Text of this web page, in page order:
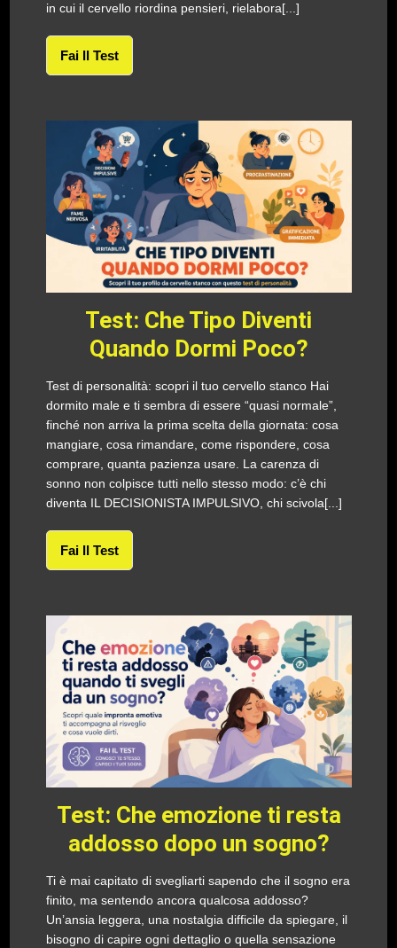
in cui il cervello riordina pensieri, rielabora[...]
Fai Il Test
Test: Che Tipo Diventi
Quando Dormi Poco?
Test di personalità: scopri il tuo cervello stanco Hai
dormito male e ti sembra di essere “quasi normale”,
finché non arriva la prima scelta della giornata: cosa
mangiare, cosa rimandare, come rispondere, cosa
comprare, quanta pazienza usare. La carenza di
sonno non colpisce tutti nello stesso modo: c’è chi
diventa IL DECISIONISTA IMPULSIVO, chi scivola[...]
Fai Il Test
Test: Che emozione ti resta
addosso dopo un sogno?
Ti è mai capitato di svegliarti sapendo che il sogno era
finito, ma sentendo ancora qualcosa addosso?
Un’ansia leggera, una nostalgia difficile da spiegare, il
bisogno di capire ogni dettaglio o quella sensazione